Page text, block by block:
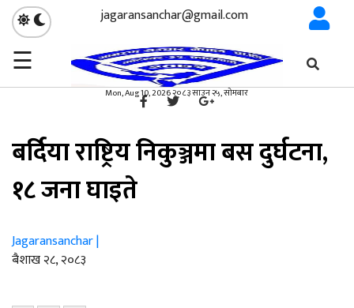
jagaransanchar@gmail.com
☰
Mon, Aug 10, 2026 २०८३ साउन २५, सोमबार
×
गृहपृष्ठ समाज
समाज
बर्दिया राष्ट्रिय निकुञ्जमा बस दुर्घटना,
१८ जना घाइते
Jagaransanchar |
ब‌ैशाख २८, २०८३